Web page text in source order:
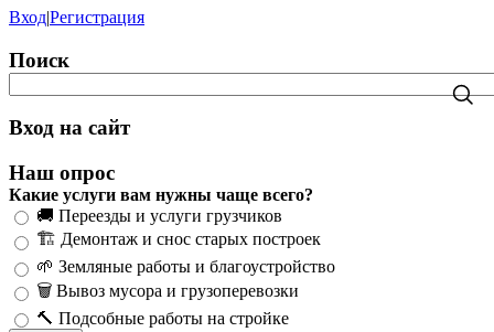
Вход|Регистрация
Поиск
Вход на сайт
Наш опрос
Какие услуги вам нужны чаще всего?
🚚 Переезды и услуги грузчиков
🏗️ Демонтаж и снос старых построек
🌱 Земляные работы и благоустройство
🗑️ Вывоз мусора и грузоперевозки
🔨 Подсобные работы на стройке